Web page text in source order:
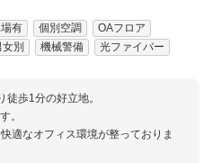
有 個別空調
OAフロア
別 機械警備 光ファイバー
歩1分の好立地。
。
適なオフィス環境が整っておりま